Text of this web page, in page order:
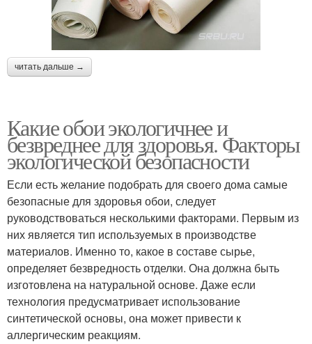
читать дальше →
Какие обои экологичнее и
безвреднее для здоровья. Факторы
экологической безопасности
Если есть желание подобрать для своего дома самые
безопасные для здоровья обои, следует
руководствоваться несколькими факторами. Первым из
них является тип используемых в производстве
материалов. Именно то, какое в составе сырье,
определяет безвредность отделки. Она должна быть
изготовлена на натуральной основе. Даже если
технология предусматривает использование
синтетической основы, она может привести к
аллергическим реакциям.